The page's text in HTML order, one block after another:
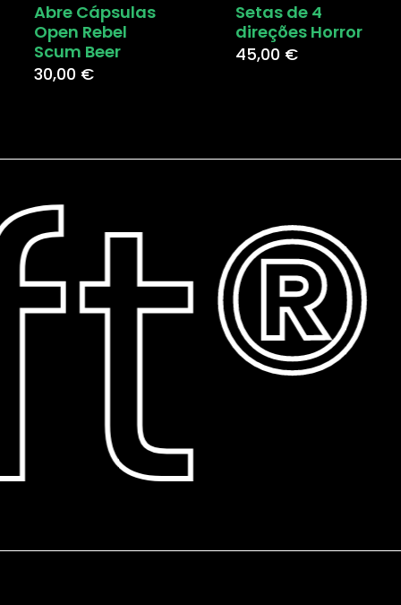
Abre Cápsulas
Open Rebel
Scum Beer
30,00 €
Setas de 4
direções Horror
45,00 €